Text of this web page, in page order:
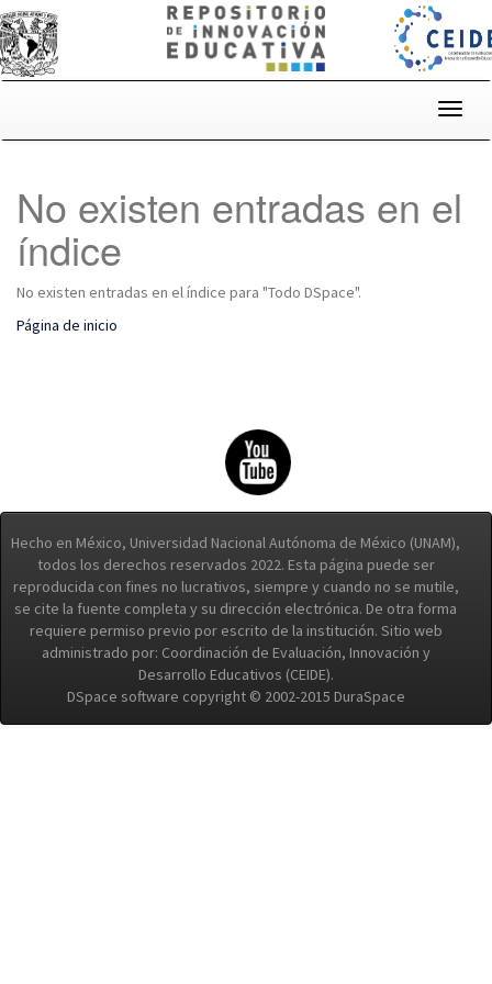
No existen entradas en el
índice
No existen entradas en el índice para "Todo DSpace".
Página de inicio
Hecho en México, Universidad Nacional Autónoma de México (UNAM),
todos los derechos reservados 2022. Esta página puede ser
reproducida con fines no lucrativos, siempre y cuando no se mutile,
se cite la fuente completa y su dirección electrónica. De otra forma
requiere permiso previo por escrito de la institución. Sitio web
administrado por: Coordinación de Evaluación, Innovación y
Desarrollo Educativos (CEIDE).
DSpace software copyright © 2002-2015 DuraSpace